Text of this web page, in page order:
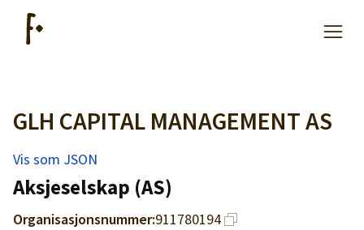
Artikler
Hjelp
GLH CAPITAL MANAGEMENT AS
Vis som JSON
Aksjeselskap (AS)
Organisasjonsnummer:911780194